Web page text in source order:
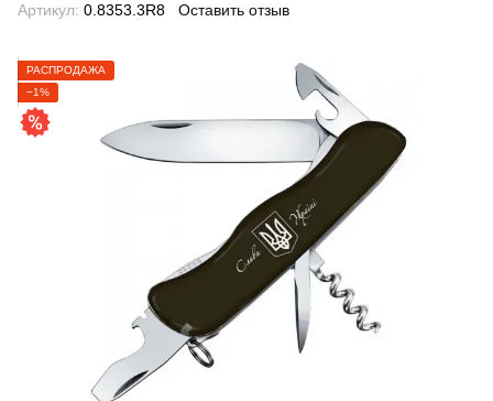
Артикул: 0.8353.3R8 Оставить отзыв
РАСПРОДАЖА
−1%